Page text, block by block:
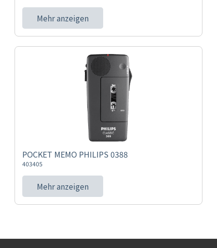
Mehr anzeigen
POCKET MEMO PHILIPS 0388
403405
Mehr anzeigen